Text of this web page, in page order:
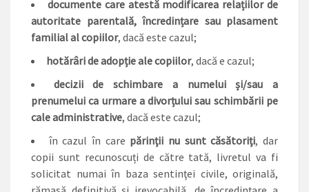
documente care atestă modificarea relațiilor de
autoritate parentală, încredințare sau plasament
familial al copiilor, dacă este cazul;
hotărâri de adopție ale copiilor, dacă e cazul;
decizii de schimbare a numelui și/sau a
prenumelui ca urmare a divorțului sau schimbării pe
cale administrative, dacă este cazul;
în cazul în care părinţii nu sunt căsătoriţi, dar
copii sunt recunoscuți de către tată, livretul va fi
solicitat numai în baza sentinţei civile, originală,